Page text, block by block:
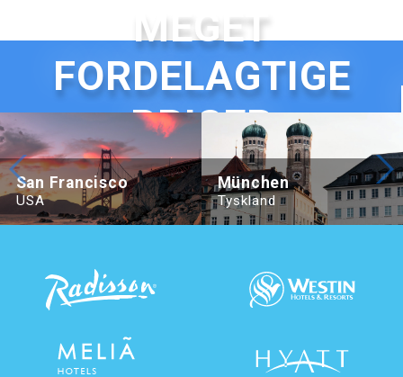
MEGET
FORDELAGTIGE
PRISER
Beijing Hotel Nuo Forbidden City
San Francisco
USA
Hotel Adagio, Autograph
München
Tyskland